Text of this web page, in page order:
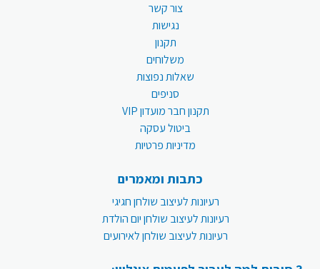
צור קשר
נגישות
תקנון
משלוחים
שאלות נפוצות
סניפים
תקנון חבר מועדון VIP
ביטול עסקה
מדיניות פרטיות
כתבות ומאמרים
רעיונות לעיצוב שולחן חגיגי
רעיונות לעיצוב שולחן יום הולדת
רעיונות לעיצוב שולחן לאירועים